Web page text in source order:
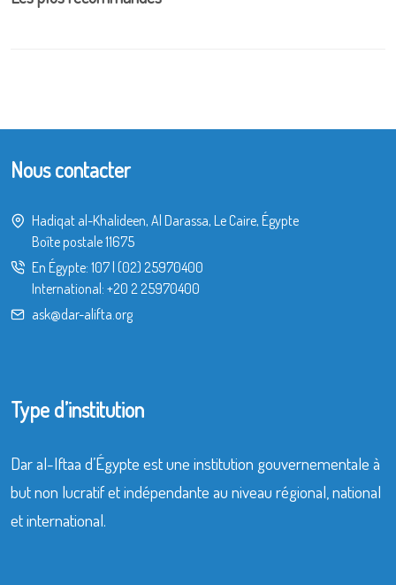
Nous contacter
Hadiqat al-Khalideen, Al Darassa, Le Caire, Égypte
Boîte postale 11675
En Égypte: 107| (02) 25970400
International: +20 2 25970400
ask@dar-alifta.org
Type d’institution
Dar al-Iftaa d’Égypte est une institution gouvernementale à
but non lucratif et indépendante au niveau régional, national
et international.